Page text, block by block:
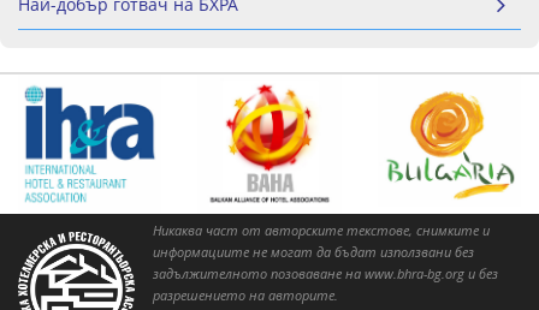
Никаква част от авторските текстове, снимките и
информациите не могат да бъдат използвани без
задължителното позоваване на www.bhra-bg.org и без
разрешението на авторите.